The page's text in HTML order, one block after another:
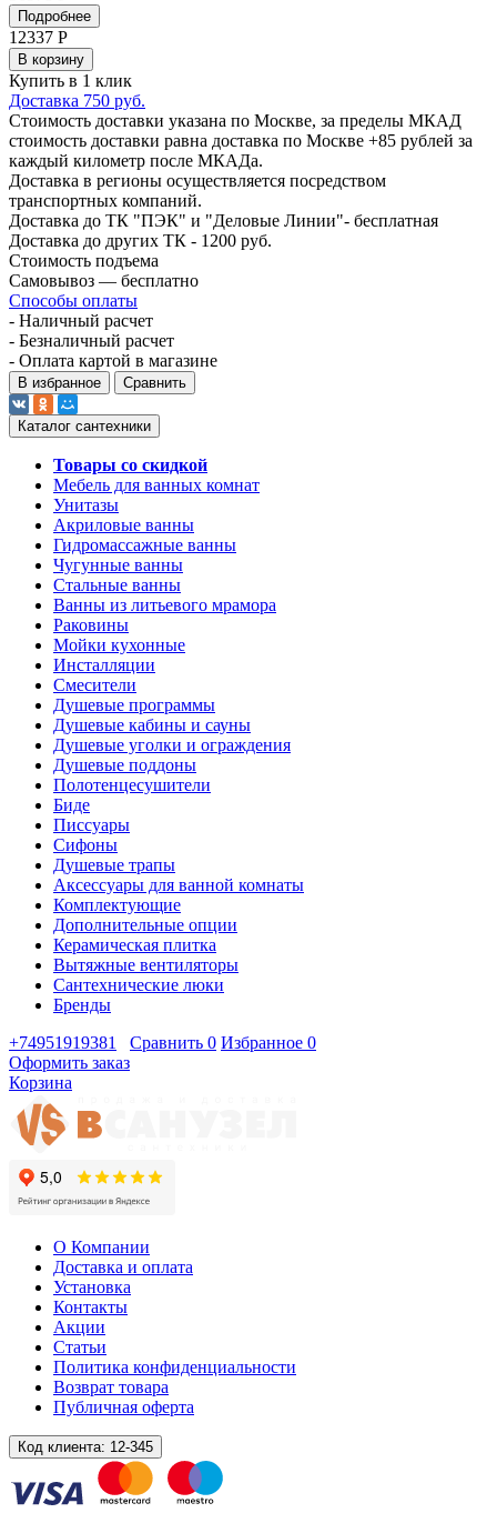
Подробнее
12337 Р
В корзину
Купить в 1 клик
Доставка 750 руб.
Стоимость доставки указана по Москве, за пределы МКАД
стоимость доставки равна доставка по Москве +85 рублей за
каждый километр после МКАДа.
Доставка в регионы осуществляется посредством
транспортных компаний.
Доставка до ТК "ПЭК" и "Деловые Линии"- бесплатная
Доставка до других ТК - 1200 руб.
Стоимость подъема
Самовывоз — бесплатно
Способы оплаты
- Наличный расчет
- Безналичный расчет
- Оплата картой в магазине
В избранное Сравнить
Каталог сантехники
Товары со скидкой
Мебель для ванных комнат
Унитазы
Акриловые ванны
Гидромассажные ванны
Чугунные ванны
Стальные ванны
Ванны из литьевого мрамора
Раковины
Мойки кухонные
Инсталляции
Смесители
Душевые программы
Душевые кабины и сауны
Душевые уголки и ограждения
Душевые поддоны
Полотенцесушители
Биде
Писсуары
Сифоны
Душевые трапы
Аксессуары для ванной комнаты
Комплектующие
Дополнительные опции
Керамическая плитка
Вытяжные вентиляторы
Сантехнические люки
Бренды
+74951919381
Сравнить 0 Избранное 0
Оформить заказ
Корзина
О Компании
Доставка и оплата
Установка
Контакты
Акции
Статьи
Политика конфиденциальности
Возврат товара
Публичная оферта
Код клиента: 12-345